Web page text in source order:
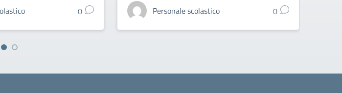
0 Personale scolastico 0